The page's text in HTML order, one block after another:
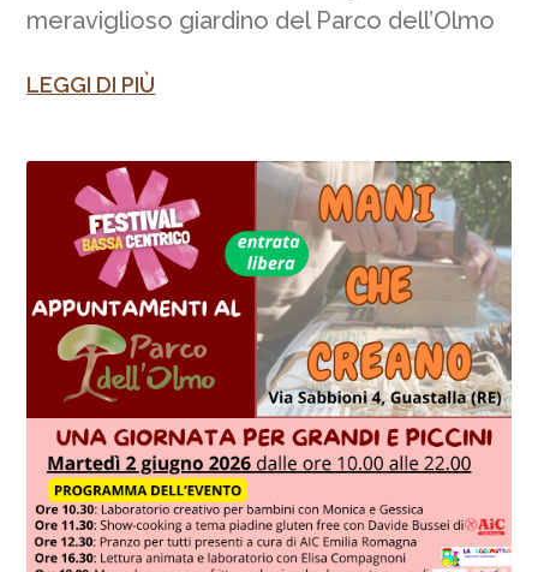
meraviglioso giardino del Parco dell’Olmo
LEGGI DI PIÙ